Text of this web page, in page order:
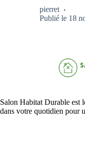
pierret
Publié le 18
Salon Habitat Durable est
dans votre quotidien pour